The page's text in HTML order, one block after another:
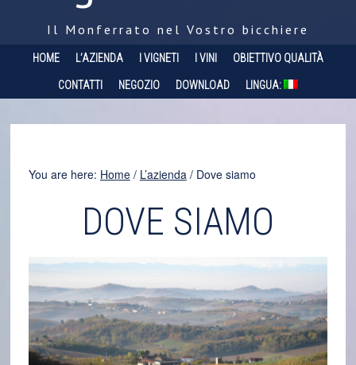
Il Monferrato nel Vostro bicchiere
HOME L’AZIENDA I VIGNETI I VINI OBIETTIVO QUALITÀ
CONTATTI NEGOZIO DOWNLOAD LINGUA:
You are here: Home / L’azienda /Dove siamo
DOVE SIAMO